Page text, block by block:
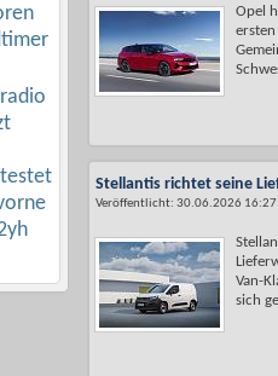
radio
testet
Opel
Stellantis richtet seine
Veröffentlicht: 30.06.2026 16:27
Van-
sich